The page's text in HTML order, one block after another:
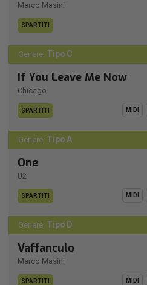
Marco Masini
SPARTITI
Genere: Tipo C
If You Leave Me Now
Chicago
SPARTITI MIDI
Genere: Tipo A
One
U2
SPARTITI MIDI
Genere: Tipo D
Vaffanculo
Marco Masini
SPARTITI MIDI